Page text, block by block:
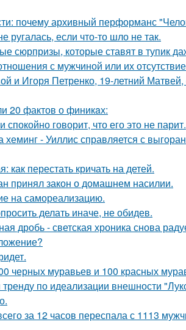
почему архивный перформанс
если что-то шло не так.
сюрпризы, которые ставят в тупик
с мужчиной или их
и Игоря Петренко, 19-летний
20 фактов о финикaх:
говорит, что его это не парит.
- Уиллис справляется с
перестать кричать на детей.
принял закон о домашнем насилии.
на самореализацию.
делать иначе, не обидев.
дробь - светская хроника снова
черных муравьев и 100 красных
по идеализации внешности
за 12 часов переспала с 1113